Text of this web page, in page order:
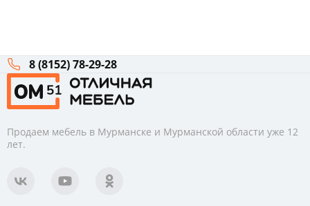
8 (8152) 78-29-28
Продаем мебель в Мурманске и Мурманской области уже 12
лет.